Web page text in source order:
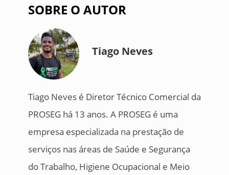
SOBRE O AUTOR
Tiago Neves
Tiago Neves é Diretor Técnico Comercial da
PROSEG há 13 anos. A PROSEG é uma
empresa especializada na prestação de
serviços nas áreas de Saúde e Segurança
do Trabalho, Higiene Ocupacional e Meio